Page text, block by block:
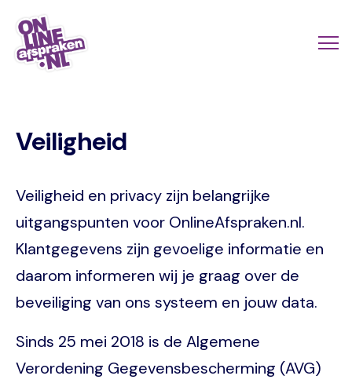
Naar
hoofdinhoud
Veiligheid
Veiligheid en privacy zijn belangrijke
uitgangspunten voor OnlineAfspraken.nl.
Klantgegevens zijn gevoelige informatie en
daarom informeren wij je graag over de
beveiliging van ons systeem en jouw data.
Sinds 25 mei 2018 is de Algemene
Verordening Gegevensbescherming (AVG)